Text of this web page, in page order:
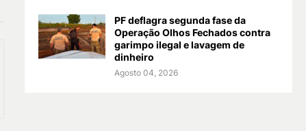
PF deflagra segunda fase da
Operação Olhos Fechados contra
garimpo ilegal e lavagem de
dinheiro
Agosto 04, 2026